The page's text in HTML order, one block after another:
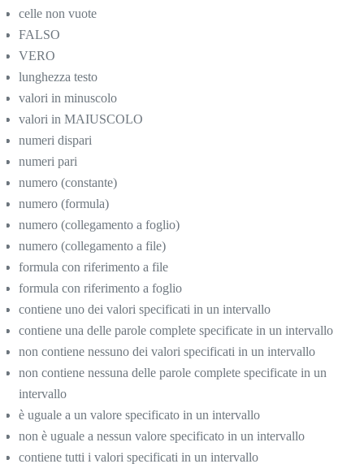
celle non vuote
FALSO
VERO
lunghezza testo
valori in minuscolo
valori in MAIUSCOLO
numeri dispari
numeri pari
numero (constante)
numero (formula)
numero (collegamento a foglio)
numero (collegamento a file)
formula con riferimento a file
formula con riferimento a foglio
contiene uno dei valori specificati in un intervallo
contiene una delle parole complete specificate in un intervallo
non contiene nessuno dei valori specificati in un intervallo
non contiene nessuna delle parole complete specificate in un
intervallo
è uguale a un valore specificato in un intervallo
non è uguale a nessun valore specificato in un intervallo
contiene tutti i valori specificati in un intervallo